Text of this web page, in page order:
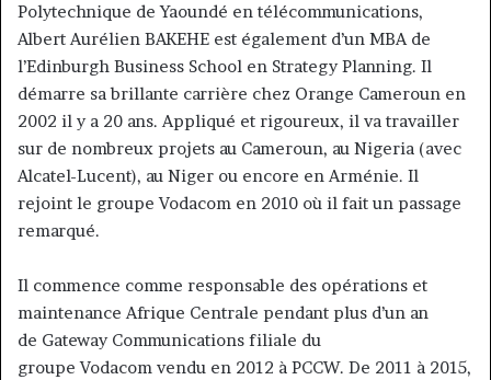
Polytechnique de Yaoundé en télécommunications,
Albert Aurélien BAKEHE est également d’un MBA de
l’Edinburgh Business School en Strategy Planning. Il
démarre sa brillante carrière chez Orange Cameroun en
2002 il y a 20 ans. Appliqué et rigoureux, il va travailler
sur de nombreux projets au Cameroun, au Nigeria (avec
Alcatel-Lucent), au Niger ou encore en Arménie. Il
rejoint le groupe Vodacom en 2010 où il fait un passage
remarqué.
Il commence comme responsable des opérations et
maintenance Afrique Centrale pendant plus d’un an
de Gateway Communications filiale du
groupe Vodacom vendu en 2012 à PCCW. De 2011 à 2015,